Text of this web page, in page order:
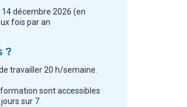
décembre 2026 (en
fois par an
?
travailler 20 h/semaine.
sont accessibles
sur 7.